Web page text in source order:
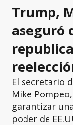
Trump,
aseguró
El secretario
Mike
garantizar
poder de